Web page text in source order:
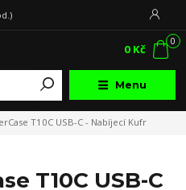
Menu
0
0 Kč
T10C USB-C - Nabíjecí Kufr
T10C USB-C